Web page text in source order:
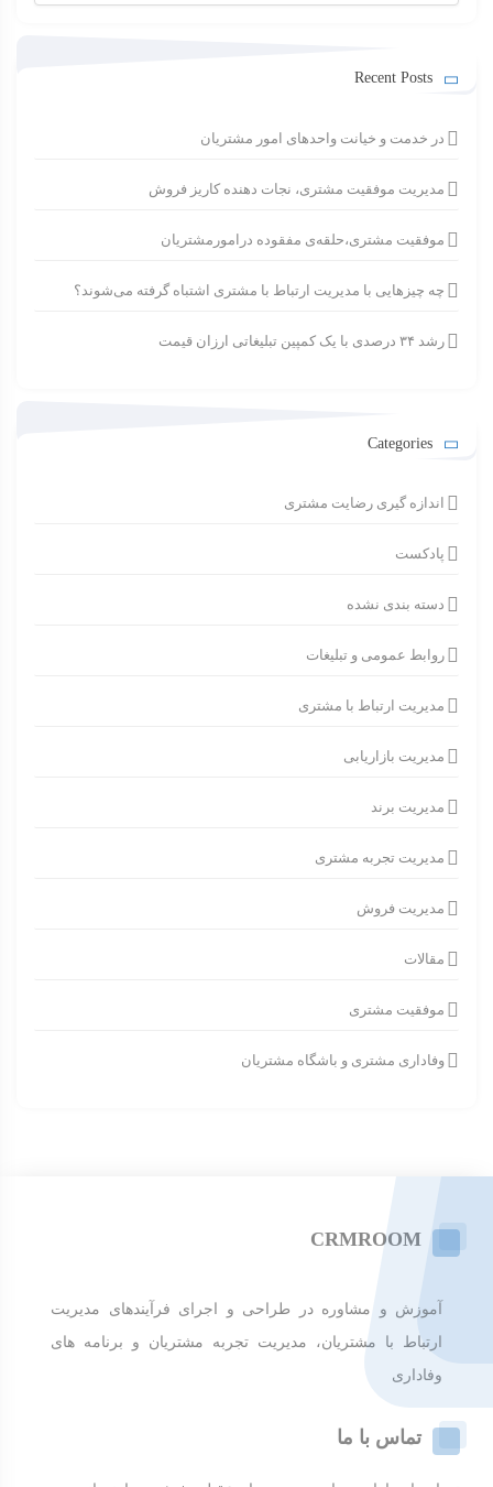
برای:
Recent Posts
در خدمت و خیانت واحدهای امور مشتریان
مدیریت موفقیت مشتری، نجات دهنده کاریز فروش
موفقیت مشتری،حلقه‌ی مفقوده درامورمشتریان
چه چیزهایی با مدیریت ارتباط با مشتری اشتباه گرفته می‌شوند؟
رشد ۳۴ درصدی با یک کمپین تبلیغاتی ارزان قیمت
Categories
اندازه گیری رضایت مشتری
پادکست
دسته بندی نشده
روابط عمومی و تبلیغات
مدیریت ارتباط با مشتری
مدیریت بازاریابی
مدیریت برند
مدیریت تجربه مشتری
مدیریت فروش
مقالات
موفقیت مشتری
وفاداری مشتری و باشگاه مشتریان
CRMROOM
آموزش و مشاوره در طراحی و اجرای فرآیندهای مدیریت
ارتباط با مشتریان، مدیریت تجربه مشتریان و برنامه های
وفاداری
تماس با ما